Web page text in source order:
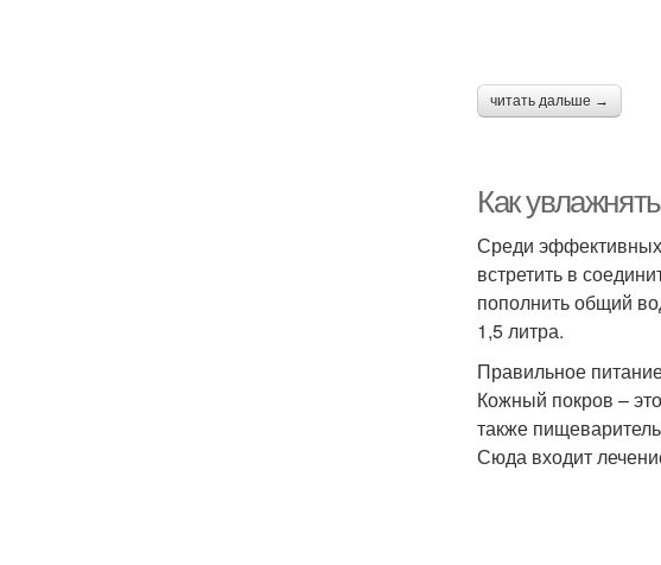
читать дальше →
Как
Среди эффективных
встретить в
пополнить общий
1,5 литра.
Правильное
Кожный покров –
также
Сюда входит